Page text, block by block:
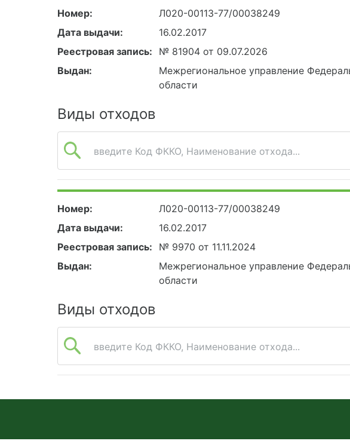
Номер:
Л020-00113-77/00038249
Дата выдачи:
16.02.2017
Реестровая запись:
№ 81904 от 09.07.2026
Выдан:
Межрегиональное управление
области
Виды отходов
введите Код ФККО, Наименование отхода...
Номер:
Л020-00113-77/00038249
Дата выдачи:
16.02.2017
Реестровая запись:
№ 9970 от 11.11.2024
Выдан:
Межрегиональное управление
области
Виды отходов
введите Код ФККО, Наименование отхода...